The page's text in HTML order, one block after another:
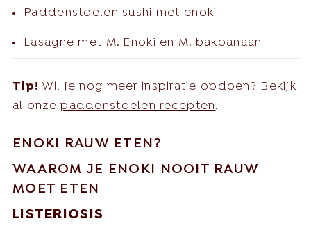
Paddenstoelen sushi met enoki
Lasagne met M. Enoki en M. bakbanaan
Tip! Wil je nog meer inspiratie opdoen? Bekijk
al onzepaddenstoelen recepten.
ENOKI RAUW ETEN?
WAAROM JE ENOKI NOOIT RAUW
MOET ETEN
LISTERIOSIS